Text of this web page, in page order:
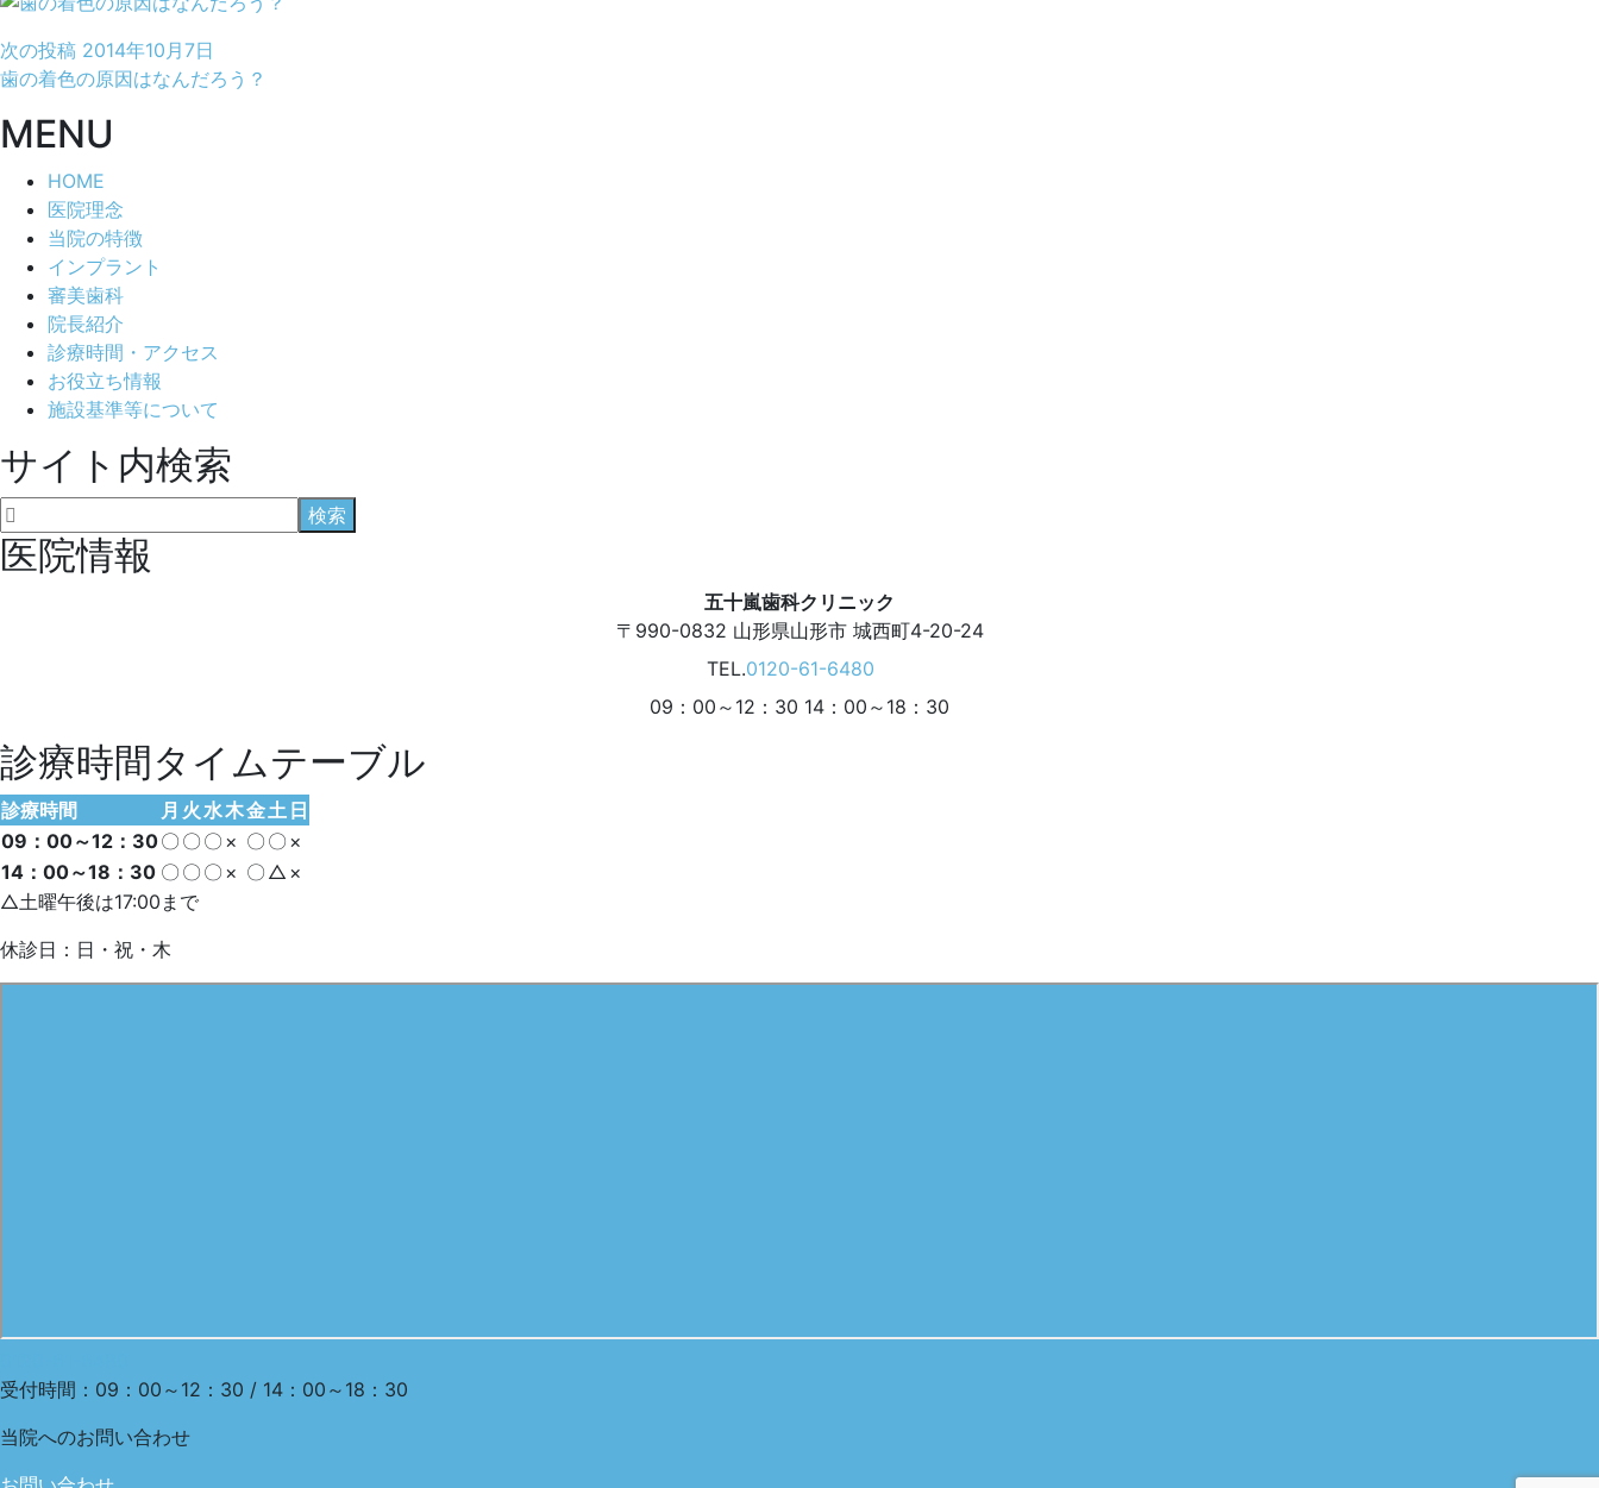
次の投稿 2014年10月7日
歯の着色の原因はなんだろう？
MENU
HOME
医院理念
当院の特徴
インプラント
審美歯科
院長紹介
診療時間・アクセス
お役立ち情報
施設基準等について
サイト内検索
医院情報
五十嵐歯科クリニック
〒990-0832 山形県山形市 城西町4-20-24
TEL.0120-61-6480
09：00～12：30 14：00～18：30
診療時間タイムテーブル
診療時間 月 火 水木金土 日
09：00～12：30〇 〇 〇 × 〇 〇 ×
14：00～18：30 〇 〇 〇 × 〇 △ ×
△土曜午後は17:00まで
休診日：日・祝・木
受付時間：09：00～12：30 / 14：00～18：30
当院へのお問い合わせ